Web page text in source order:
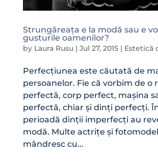
Strungăreața e la modă sau e
gusturile oamenilor?
by Laura Rusu| Jul 27, 2015| Estetică
Perfecțiunea este căutată de
persoanelor. Fie că vorbim de o
perfectă, corp perfect, mașina
perfectă, chiar și dinți perfecți.
perioadă dinții imperfecți au
modă. Multe actrițe și
mândresc cu...